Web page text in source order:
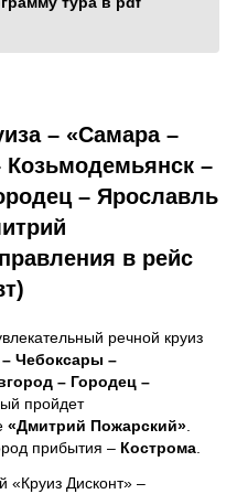
– «Самара –
Козьмодемьянск –
– Ярославль
в рейс
речной круиз
Чебоксары –
– Городец –
пройдет
«Дмитрий Пожарский»
прибытия – Кострома
«Круиз Дисконт» –